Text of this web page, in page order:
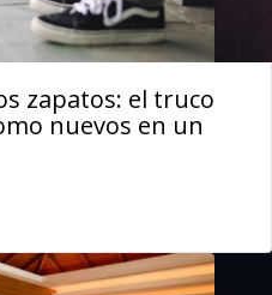
zapatos: el truco
nuevos en un